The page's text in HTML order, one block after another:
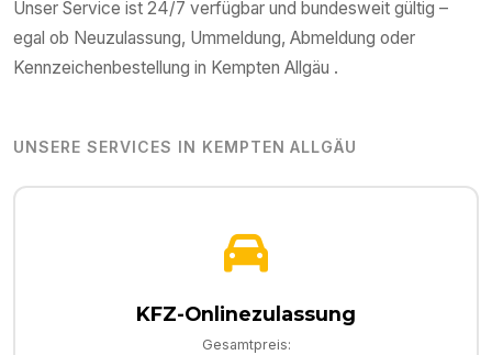
Unser Service ist 24/7 verfügbar und bundesweit gültig –
egal ob Neuzulassung, Ummeldung, Abmeldung oder
Kennzeichenbestellung in Kempten Allgäu .
UNSERE SERVICES IN KEMPTEN ALLGÄU
KFZ-Onlinezulassung
Gesamtpreis: